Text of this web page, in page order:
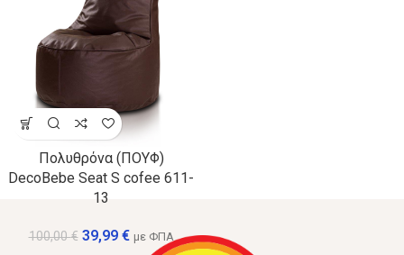
Πολυθρόνα (ΠΟΥΦ)
DecoBebe Seat S cofee 611-
13
100,00€ 39,99 € με ΦΠΑ